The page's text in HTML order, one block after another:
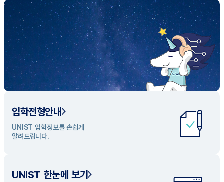
과학기술이 바꿔놓을 2045년 대한민국
당신의 미래는?
대국민 설문조사 바로가기
UNIST 학과 소개
UNIST의 개성있는 학과들을
탐색해 보세요
입학전형안내
UNIST 입학정보를 손쉽게
알려드립니다.
UNIST 한눈에 보기